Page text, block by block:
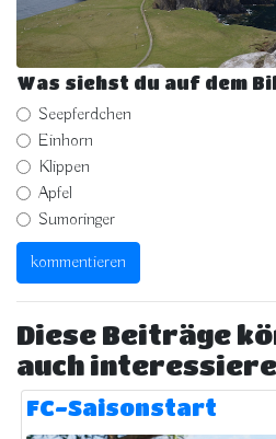
Was siehst du auf dem
Seepferdchen
Einhorn
Klippen
Apfel
Sumoringer
Diese Beiträge
auch
FC-Saisonstart